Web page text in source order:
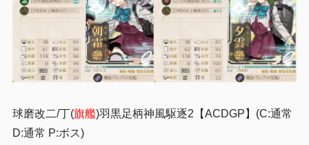
球磨改二/丁(旗艦)羽黒足柄神風駆逐2 【ACDGP】(C:通常
D:通常 P:ボス)